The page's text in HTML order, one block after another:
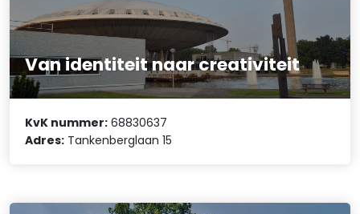
Van identiteit naar creativiteit
KvK nummer: 68830637
Adres: Tankenberglaan 15